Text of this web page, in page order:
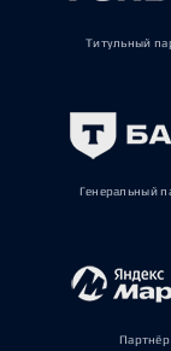
Титульный
Генеральный
Партнёр